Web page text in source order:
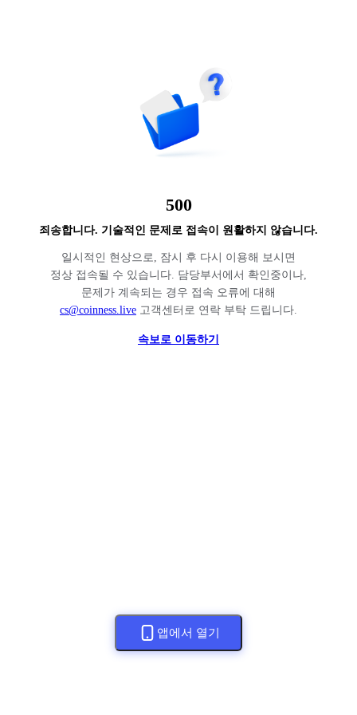
500
죄송합니다. 기술적인 문제로 접속이 원활하지 않습니다.
일시적인 현상으로, 잠시 후 다시 이용해 보시면
정상 접속될 수 있습니다. 담당부서에서 확인중이나,
문제가 계속되는 경우 접속 오류에 대해
cs@coinness.live 고객센터로 연락 부탁 드립니다.
속보로 이동하기
앱에서 열기